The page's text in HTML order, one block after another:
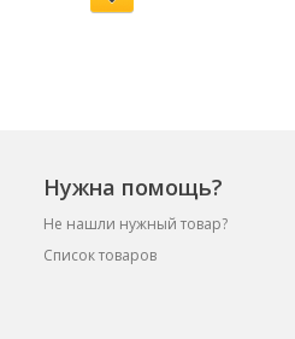
Нужна помощь?
Не нашли нужный товар?
Список товаров